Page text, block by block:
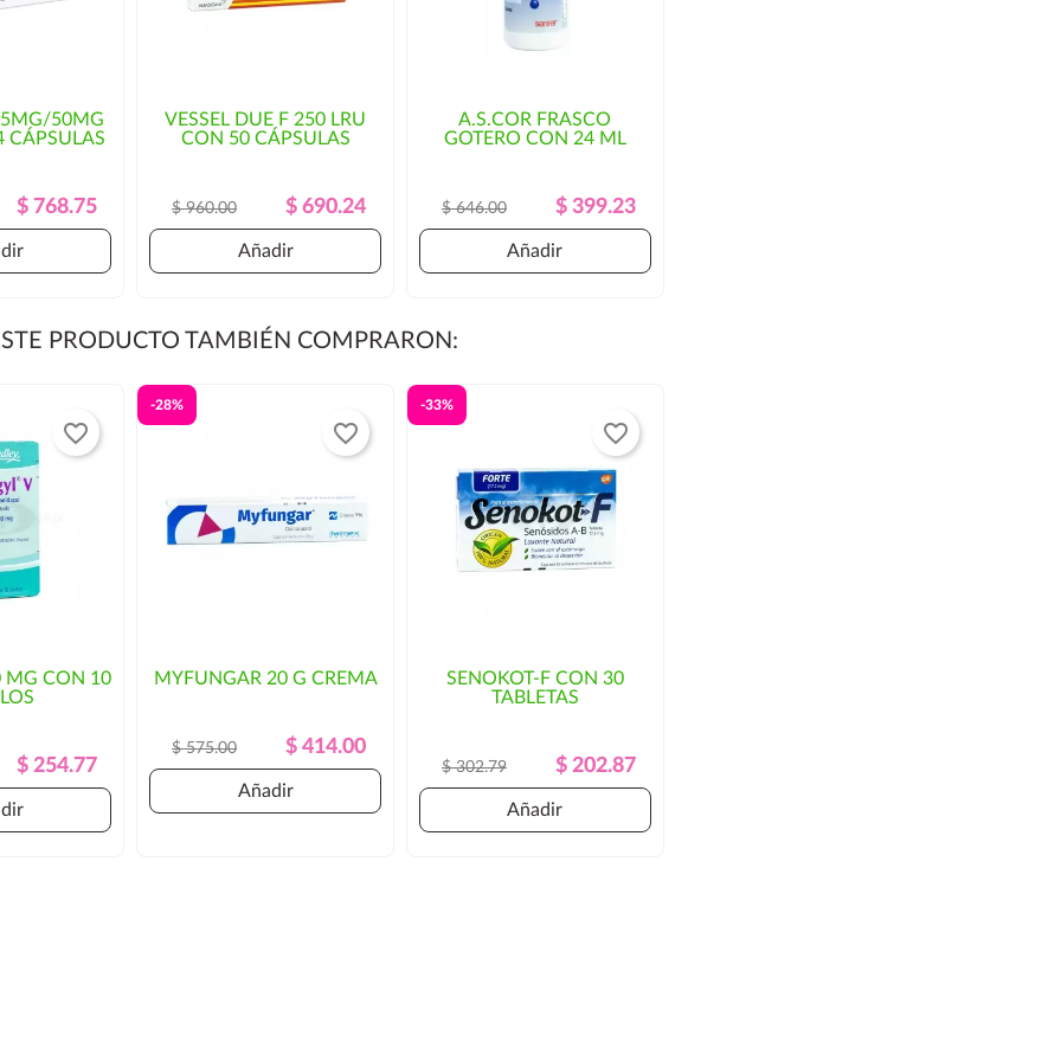
por parte del cliente.
50MG
CÁPSULAS
Precio
Precio
$ 768.75
VESSEL DUE F 250 LRU
CON 50 CÁPSULAS
Precio
Regular
$ 960.00 Precio
$ 690.24
Añadir
A.S.COR FRASCO
GOTERO CON 24 ML
Precio
Regular
$ 646.00 Precio
$ 399.23
Añadir
PRODUCTO TAMBIÉN COMPRARON:
MG CON 10
Precio
Precio
$ 254.77
favorite_border
MYFUNGAR 20 G CREMA
Precio
Regular
$ 575.00 Precio
$ 414.00
-28%
Añadir
favorite_border
SENOKOT-F CON 30
TABLETAS
Precio
Regular
$ 302.79 Precio
$ 202.87
-33%
Añadir
favorite_border